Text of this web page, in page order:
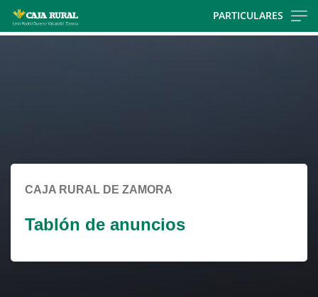
PARTICULARES
CAJA RURAL DE ZAMORA
Tablón de anuncios